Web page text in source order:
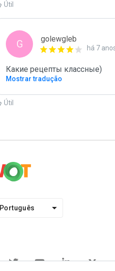
Útil
G golewgleb
há 7
Какие рецепты классные)
Mostrar tradução
Útil
Português